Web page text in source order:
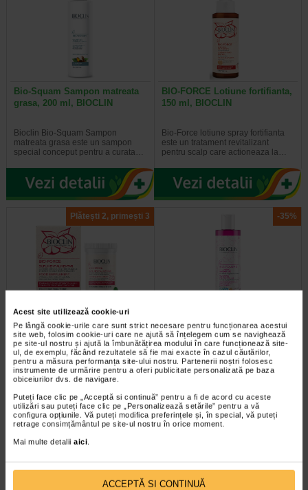
Acest site utilizează cookie-uri
Pe lângă cookie-urile care sunt strict necesare pentru funcționarea acestui
site web, folosim cookie-uri care ne ajută să înțelegem cum se navighează
pe site-ul nostru și ajută la îmbunătățirea modului în care funcționează site-
ul, de exemplu, făcând rezultatele să fie mai exacte în cazul căutărilor,
pentru a măsura performanța site-ului nostru. Partenerii noștri folosesc
instrumente de urmărire pentru a oferi publicitate personalizată pe baza
obiceiurilor dvs. de navigare.
Puteți face clic pe „Acceptă si continuă” pentru a fi de acord cu aceste
utilizări sau puteți face clic pe „Personalizează setările” pentru a vă
configura opțiunile. Vă puteți modifica preferințele și, în special, vă puteți
retrage consimțământul pe site-ul nostru în orice moment.
Mai multe detalii aici.
ACCEPTĂ SI CONTINUĂ
Bio-Squam Sampon matreata
grasa, 200 ml, BIOCLIN
Bioclin Bio-Squam Sampon
matreata grasa este un sampon
special conceput pentru a curata…
BIO-FORCE Lotiune fortifianta,
150 ml, BIOCLIN
Bio-Force lotiune spray fortifianta
este un tratament revitalizant
pentru scalp care actioneaza la…
Plătești 2, primești 3
BIOCLIN BIO-FORCE
Supliment alimentar, 60…
Supliment alimentar cu aminoacizi
sulfurosi (cisteina si metionina),
vitamine (B6, biotina, acid folic…
-35%
BIO-VOLUME Sampon pentru
volum, 200 ml, BIOCLIN
Bioclin Bio-Volume - sampon
pentru volum - contine un